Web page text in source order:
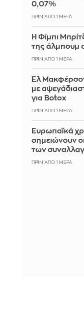
0,07%
ΠΡΙΝ ΑΠΌ 1 ΜΈΡΑ
Η Φίμπι
της άλμπουμ
ΠΡΙΝ ΑΠΌ 1 ΜΈΡΑ
Ελ
με
για Botox
ΠΡΙΝ ΑΠΌ 1 ΜΈΡΑ
Ευρωπαϊκά
σημειώνουν
των
ΠΡΙΝ ΑΠΌ 1 ΜΈΡΑ